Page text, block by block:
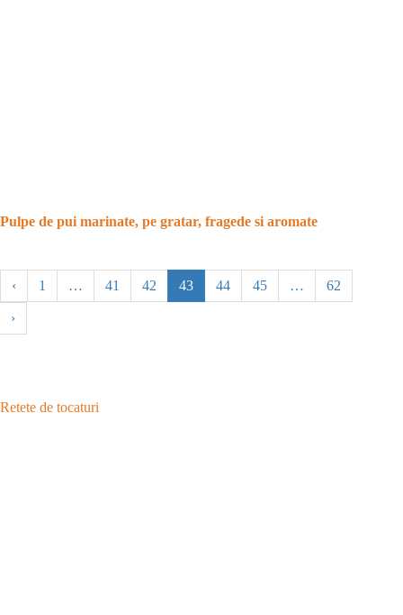
Pulpe de pui marinate, pe gratar, fragede si aromate
‹ 1 … 41 42 43 44 45 … 62
›
Retete de tocaturi